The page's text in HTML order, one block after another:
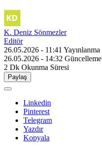
K. Deniz Sönmezler
Editör
26.05.2026 - 11:41 Yayınlanma
26.05.2026 - 14:32 Güncelleme
2 Dk Okunma Süresi
Paylaş
Linkedin
Pinterest
Telegram
Yazdır
Kopyala